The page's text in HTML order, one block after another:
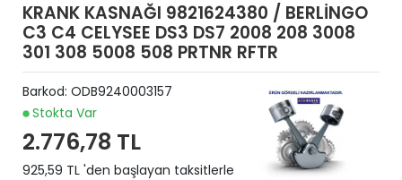
KRANK KASNAĞI 9821624380 / BERLİNGO
C3 C4 CELYSEE DS3 DS7 2008 208 3008
301 308 5008 508 PRTNR RFTR
Barkod: ODB9240003157
Stokta Var
2.776,78 TL
925,59 TL 'den başlayan taksitlerle